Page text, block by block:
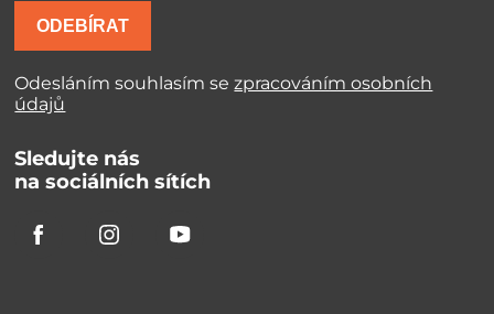
ODEBÍRAT
Odesláním souhlasím sezpracováním osobních
údajů
Sledujte nás
na sociálních sítích